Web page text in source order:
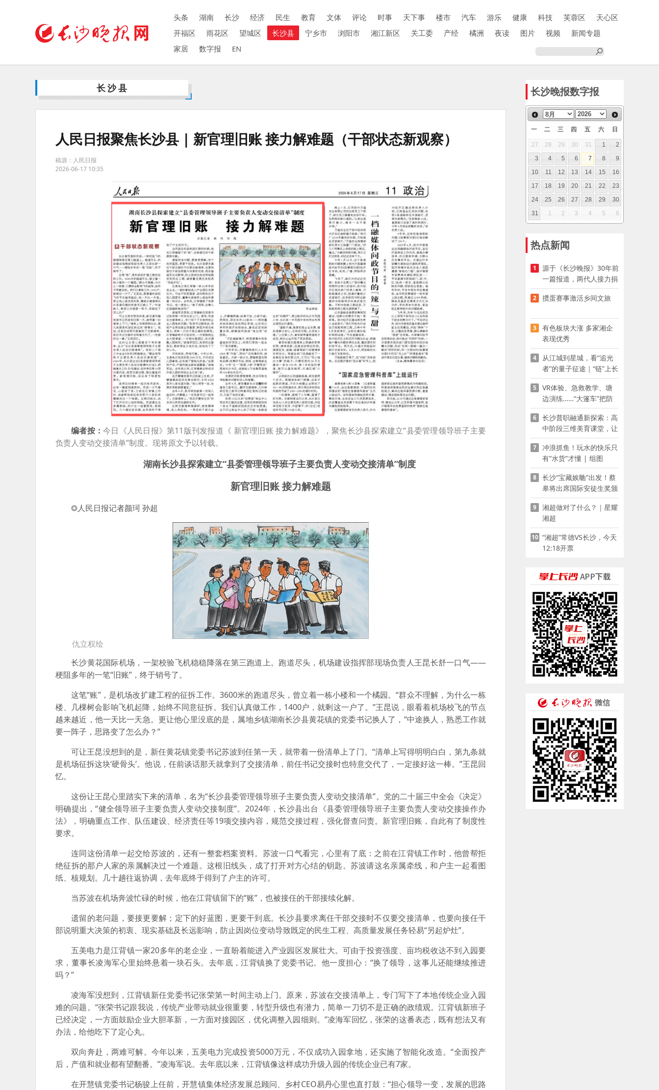
头条 湖南 长沙 经济 民生 教育 文体 评论 时事 天下事 楼市 汽车 游乐 健康 科技 芙蓉区
天心区
开福区
雨花区 望城区 长沙县 宁乡市 浏阳市 湘江新区 关工委 产经 橘洲 夜读 图片 视频
新闻专题
家居
数字报 EN
长沙县
人民日报聚焦长沙县 | 新官理旧账 接力解难题（干部状态新观察）
稿源：人民日报
2026-06-17 10:35
编者按：今日《人民日报》第11版刊发报道《 新官理旧账 接力解难题》，聚焦长沙县探索建立“县委管理领导班子主要
负责人变动交接清单”制度。现将原文予以转载。
湖南长沙县探索建立“县委管理领导班子主要负责人变动交接清单”制度
新官理旧账 接力解难题
◎人民日报记者颜珂 孙超
仇立权绘
长沙黄花国际机场，一架校验飞机稳稳降落在第三跑道上。跑道尽头，机场建设指挥部现场负责人王昆长舒一口气——
梗阻多年的一笔“旧账”，终于销号了。
这笔“账”，是机场改扩建工程的征拆工作。3600米的跑道尽头，曾立着一栋小楼和一个橘园。“群众不理解，为什么一栋
楼、几棵树会影响飞机起降，始终不同意征拆。我们认真做工作，1400户，就剩这一户了。”王昆说，眼看着机场校飞的节点
越来越近，他一天比一天急。更让他心里没底的是，属地乡镇湖南长沙县黄花镇的党委书记换人了，“中途换人，熟悉工作就
要一阵子，思路变了怎么办？”
可让王昆没想到的是，新任黄花镇党委书记苏波到任第一天，就带着一份清单上了门。“清单上写得明明白白，第九条就
是机场征拆这块‘硬骨头’。他说，任前谈话那天就拿到了交接清单，前任书记交接时也特意交代了，一定接好这一棒。”王昆回
忆。
这份让王昆心里踏实下来的清单，名为“长沙县委管理领导班子主要负责人变动交接清单”。党的二十届三中全会《决定》
明确提出，“健全领导班子主要负责人变动交接制度”。2024年，长沙县出台《县委管理领导班子主要负责人变动交接操作办
法》，明确重点工作、队伍建设、经济责任等19项交接内容，规范交接过程，强化督查问责。新官理旧账，自此有了制度性
要求。
连同这份清单一起交给苏波的，还有一整套档案资料。苏波一口气看完，心里有了底：之前在江背镇工作时，他曾帮拒
绝征拆的那户人家的亲属解决过一个难题。这根旧线头，成了打开对方心结的钥匙。苏波请这名亲属牵线，和户主一起看图
纸、核规划。几十趟往返协调，去年底终于得到了户主的许可。
当苏波在机场奔波忙碌的时候，他在江背镇留下的“账”，也被接任的干部接续化解。
遗留的老问题，要接更要解；定下的好蓝图，更要干到底。长沙县要求离任干部交接时不仅要交接清单，也要向接任干
部说明重大决策的初衷、现实基础及长远影响，防止因岗位变动导致既定的民生工程、高质量发展任务轻易“另起炉灶”。
五美电力是江背镇一家20多年的老企业，一直盼着能进入产业园区发展壮大。可由于投资强度、亩均税收达不到入园要
求，董事长凌海军心里始终悬着一块石头。去年底，江背镇换了党委书记。他一度担心：“换了领导，这事儿还能继续推进
吗？”
凌海军没想到，江背镇新任党委书记张荣第一时间主动上门。原来，苏波在交接清单上，专门写下了本地传统企业入园
难的问题。“张荣书记跟我说，传统产业带动就业很重要，转型升级也有潜力，简单一刀切不是正确的政绩观。江背镇新班子
已经决定，一方面鼓励企业大胆革新，一方面对接园区，优化调整入园细则。”凌海军回忆，张荣的这番表态，既有想法又有
办法，给他吃下了定心丸。
双向奔赴，两难可解。今年以来，五美电力完成投资5000万元，不仅成功入园拿地，还实施了智能化改造。“全面投产
后，产值和就业都有望翻番。”凌海军说。去年底以来，江背镇像这样成功升级入园的传统企业已有7家。
在开慧镇党委书记杨骏上任前，开慧镇集体经济发展总顾问、乡村CEO易丹心里也直打鼓：“担心领导一变，发展的思路
长沙晚报数字报
一 二 三 四 五 六 日
27 28 29 30 31 1
2
3
4 5 6 7 8
9
10
11 12 13 14 15
16
17
18 19 20 21 22
23
24
25 26 27 28 29
30
31
1 2 3 4 5 6
热点新闻
1
源于《长沙晚报》30年前
一篇报道，两代人接力捐
资助学
2 掼蛋赛事激活乡间文旅
3
有色板块大涨 多家湘企
表现优秀
4
从江城到星城，看“追光
者”的量子征途｜“链”上长
沙 “才”够硬核
5
VR体验、急救教学、塘
边演练……“大篷车”把防
溺水课堂搬到乡村青少年
家门口
6
长沙普职融通新探索：高
中阶段三维美育课堂，让
少年向美而生
7
冲浪抓鱼！玩水的快乐只
有“水货”才懂 | 组图
8
长沙“宝藏娭毑”出发！蔡
皋将出席国际安徒生奖颁
奖典礼并领奖
9
湘超做对了什么？｜星耀
湘超
10 “湘超”常德VS长沙，今天
12:18开票